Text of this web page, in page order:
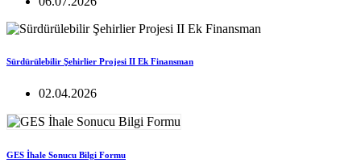
Sürdürülebilir Şehirlier Projesi II Ek Finansman
02.04.2026
GES İhale Sonucu Bilgi Formu